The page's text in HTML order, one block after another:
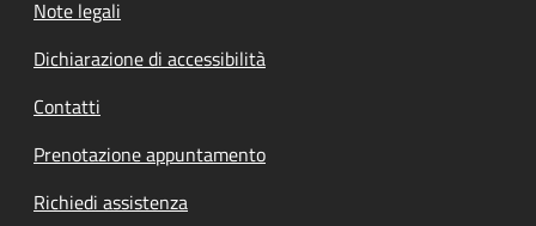
Note legali
Dichiarazione di accessibilità
Contatti
Prenotazione appuntamento
Richiedi assistenza